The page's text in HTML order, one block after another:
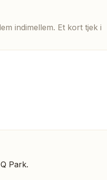
indimellem. Et kort tjek i
Q Park.